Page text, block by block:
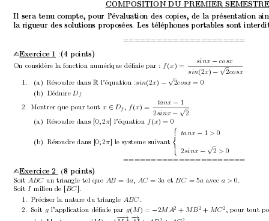
COMPOSITION DU PREMIER SEMESTRE
Il sera tenu compte, pour l’évaluation des copies, de la présentation
la rigueur des solutions proposées. Les téléphones portables sont in
======================
-Exercice 1 :(4 points)
On considère la fonction numérique déﬁnie par : f(x ) =
sinx −cosx
sin(2x) −√2cosx
1. (a) Résoudre dans Rl’équation :sin(2x) − √2cosx = 0
(b)
Déduire D
2. Montrer que pour tout x ∈D f , f(x) =
tanx −1
2sinx −√
(a) Résoudre dans [0; 2π] l’équation f(x
(b) Résoudre dans [0; 2π le systeme suivant
tanx − 1 > 0
2sinx − √2 > 0
======================
-Exercice 2 (8 points)
Soit ABC un triangle tel que AB = 4a AC = 3a et BC = 5aavec a > 0
Soit Imilieu de BC .
1.
Préciser la nature du triangle ABC.
2.
Soit gl’application déﬁnie par g(M ) = −2M A2 +MB 2 +MC2 , pour tout p
2 2